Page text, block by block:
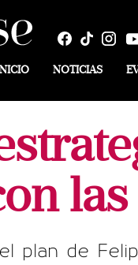
NOTICIAS
plan de